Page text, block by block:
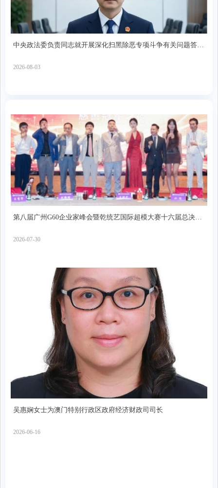
中央政法委负责同志就开展深化扫黑除恶专项斗争有关问题答记
2026-08-03
第八届广州G60企业家峰会暨乾统艺国际超模大赛十六届总决赛
2026-07-30
吴惠娴女士为澳门特别行政区政府经济财政司司长
2026-06-16